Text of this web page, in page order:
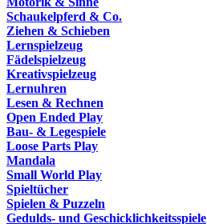
Schaukelpferd & Co.
Ziehen & Schieben
Lernspielzeug
Fädelspielzeug
Kreativspielzeug
Lernuhren
Lesen & Rechnen
Open Ended Play
Bau- & Legespiele
Loose Parts Play
Mandala
Small World Play
Spieltücher
Spielen & Puzzeln
Gedulds- und Geschicklichkeitsspiele